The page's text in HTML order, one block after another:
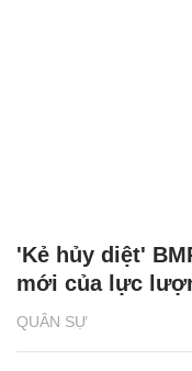
QUÂN SỰ
'Kẻ hủy diệt'
mới của lực